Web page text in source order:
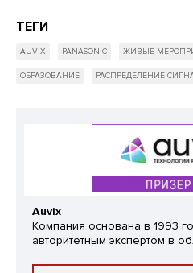
ТЕГИ
AUVIX PANASONIC ЖИВЫЕ
ОБРАЗОВАНИЕ РАСПРЕДЕЛЕНИЕ
Auvix
Компания основана в 1993
авторитетным экспертом в